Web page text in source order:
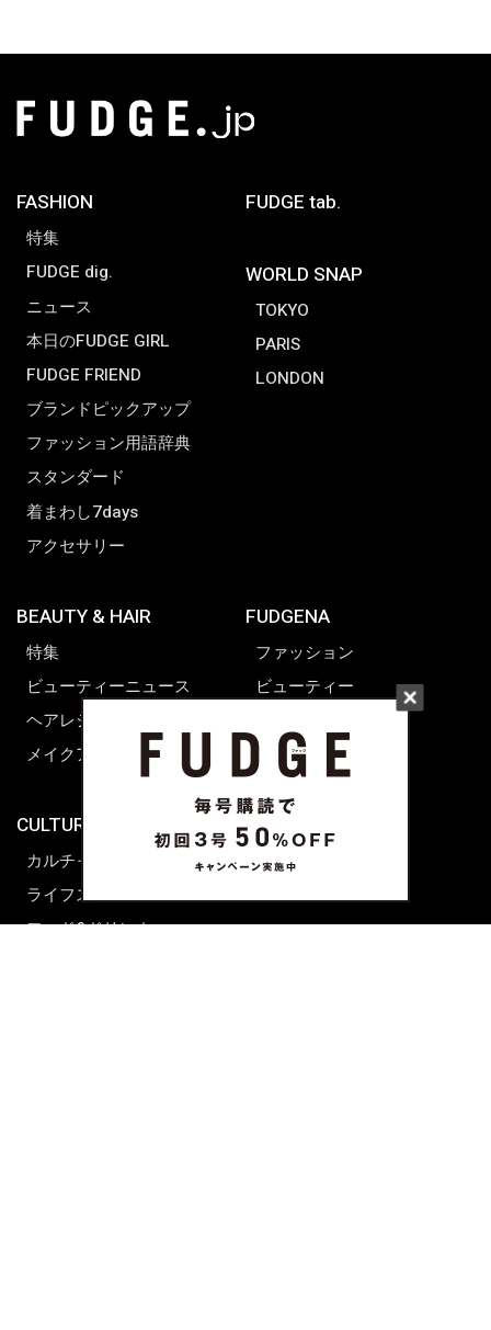
FASHION
特集
FUDGE dig.
ニュース
本日のFUDGE GIRL
FUDGE FRIEND
ブランドピックアップ
ファッション用語辞典
スタンダード
着まわし7days
アクセサリー
FUDGE tab.
WORLD SNAP
TOKYO
PARIS
LONDON
BEAUTY & HAIR
特集
ビューティーニュース
ヘアレシピ ストーリーズ
メイクアップティップス
CULTURE & LIFE
カルチャー
ライフスタイル
フード&ドリンク
FUDGENA
ファッション
ビューティー
ライフスタイル